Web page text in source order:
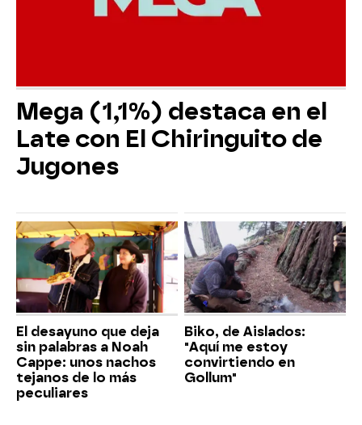
Mega (1,1%) destaca en el
Late con El Chiringuito de
Jugones
El desayuno que deja
sin palabras a Noah
Cappe: unos nachos
tejanos de lo más
peculiares
Biko, de Aislados:
"Aquí me estoy
convirtiendo en
Gollum"